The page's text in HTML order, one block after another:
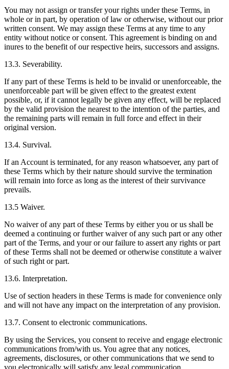
You may not assign or transfer your rights under these Terms, in
whole or in part, by operation of law or otherwise, without our prior
written consent. We may assign these Terms at any time to any
entity without notice or consent. This agreement is binding on and
inures to the benefit of our respective heirs, successors and assigns.
13.3. Severability.
If any part of these Terms is held to be invalid or unenforceable, the
unenforceable part will be given effect to the greatest extent
possible, or, if it cannot legally be given any effect, will be replaced
by the valid provision the nearest to the intention of the parties, and
the remaining parts will remain in full force and effect in their
original version.
13.4. Survival.
If an Account is terminated, for any reason whatsoever, any part of
these Terms which by their nature should survive the termination
will remain into force as long as the interest of their survivance
prevails.
13.5 Waiver.
No waiver of any part of these Terms by either you or us shall be
deemed a continuing or further waiver of any such part or any other
part of the Terms, and your or our failure to assert any rights or part
of these Terms shall not be deemed or otherwise constitute a waiver
of such right or part.
13.6. Interpretation.
Use of section headers in these Terms is made for convenience only
and will not have any impact on the interpretation of any provision.
13.7. Consent to electronic communications.
By using the Services, you consent to receive and engage electronic
communications from/with us. You agree that any notices,
agreements, disclosures, or other communications that we send to